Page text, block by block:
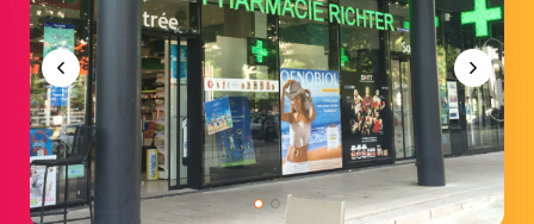
Gammes spécifiques tisanes allaitement et compléments
maternité
Nature
Aromathérapie
Diététique minceur